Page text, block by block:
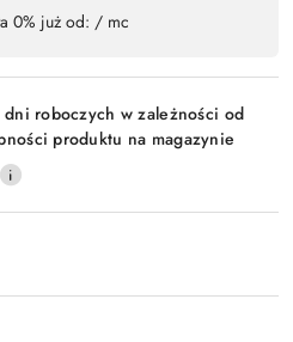
0% już od: / mc
roboczych w zależności od
produktu na magazynie